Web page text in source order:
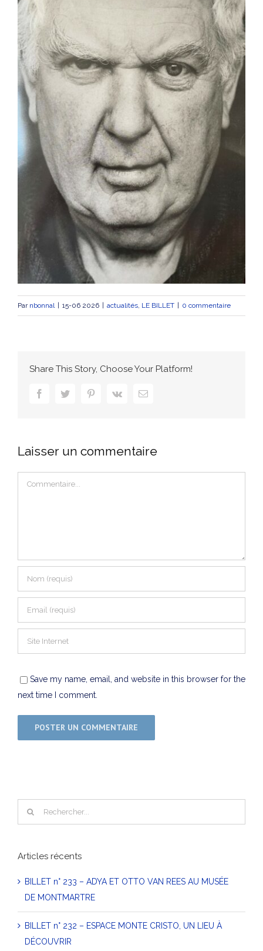
Par nbonnal 15-06 2026 actualités, LE BILLET 0 commentaire
Share This Story, Choose Your Platform!
facebooktwitter pinterestvk Email
Laisser un commentaire
Commentaire
Save my name, email, and website in this browser for the
next time I comment.
Rechercher
Articles récents
BILLET n° 233 – ADYA ET OTTO VAN REES AU MUSÉE
DE MONTMARTRE
BILLET n° 232 – ESPACE MONTE CRISTO, UN LIEU À
DÉCOUVRIR